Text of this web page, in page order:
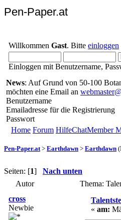
Pen-Paper.at
Willkommen Gast. Bitte einloggen
Einloggen mit Benutzername,
News: Auf Grund von 50-100
möchten eine Email an
Benutzername
Emailadresse für die Registrierung
Passwort
Home Forum HilfeChatMember
Pen-Paper.at > Earthdawn > Earthdawn
Seiten: [1] Nach unten
Autor
Thema:
cross
Newbie
« am: